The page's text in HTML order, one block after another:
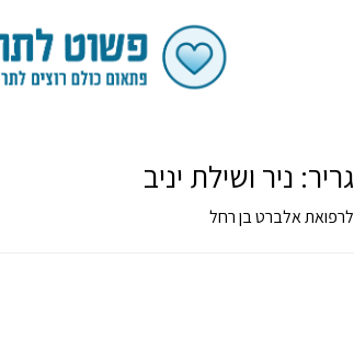
גריר: ניר ושילת יניב
לרפואת אלברט בן רחל